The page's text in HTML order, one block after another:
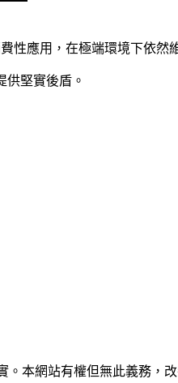
性應用，在極端環境下依然
堅實後盾。
。本網站有權但無此義務，